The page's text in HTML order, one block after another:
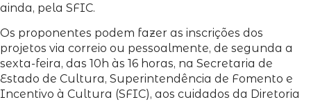
ainda, pela SFIC.
Os proponentes podem fazer as inscrições dos
projetos via correio ou pessoalmente, de segunda a
sexta-feira, das 10h às 16 horas, na Secretaria de
Estado de Cultura, Superintendência de Fomento e
Incentivo à Cultura (SFIC), aos cuidados da Diretoria